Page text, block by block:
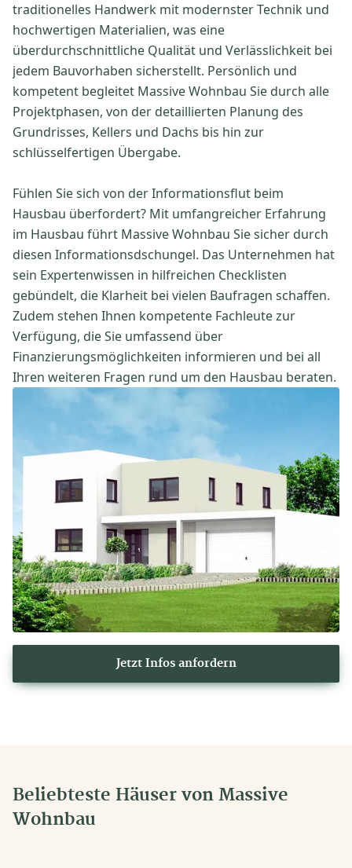
traditionelles Handwerk mit modernster Technik und
hochwertigen Materialien, was eine
überdurchschnittliche Qualität und Verlässlichkeit bei
jedem Bauvorhaben sicherstellt. Persönlich und
kompetent begleitet Massive Wohnbau Sie durch alle
Projektphasen, von der detaillierten Planung des
Grundrisses, Kellers und Dachs bis hin zur
schlüsselfertigen Übergabe.
Fühlen Sie sich von der Informationsflut beim
Hausbau überfordert? Mit umfangreicher Erfahrung
im Hausbau führt Massive Wohnbau Sie sicher durch
diesen Informationsdschungel. Das Unternehmen hat
sein Expertenwissen in hilfreichen Checklisten
gebündelt, die Klarheit bei vielen Baufragen schaffen.
Zudem stehen Ihnen kompetente Fachleute zur
Verfügung, die Sie umfassend über
Finanzierungsmöglichkeiten informieren und bei all
Ihren weiteren Fragen rund um den Hausbau beraten.
Jetzt Infos anfordern
Beliebteste Häuser von Massive
Wohnbau